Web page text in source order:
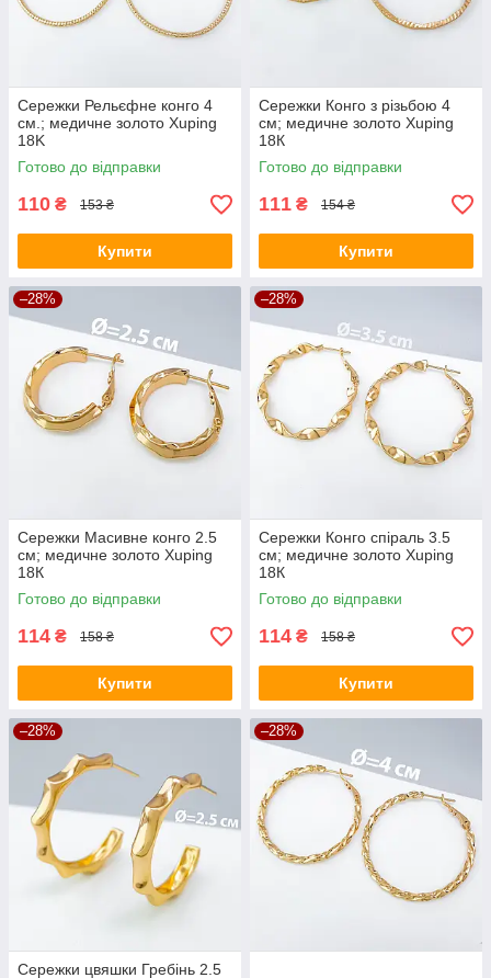
Сережки Рельєфне конго 4
см.; медичне золото Xuping
18K
Готово до відправки
110 ₴ 153 ₴
Купити
Сережки Конго з різьбою 4
см; медичне золото Xuping
18К
Готово до відправки
111 ₴ 154 ₴
Купити
–28%
Сережки Масивне конго 2.5
см; медичне золото Xuping
18К
Готово до відправки
114 ₴ 158 ₴
Купити
–28%
Сережки Конго спіраль 3.5
см; медичне золото Xuping
18К
Готово до відправки
114 ₴ 158 ₴
Купити
–28%
Сережки цвяшки Гребінь 2.5
–28%